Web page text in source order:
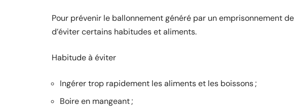
Pour prévenir le ballonnement généré par un emprisonnement
d’éviter certains habitudes et aliments.
Habitude à éviter
Ingérer trop rapidement les aliments et les boissons ;
Boire en mangeant ;